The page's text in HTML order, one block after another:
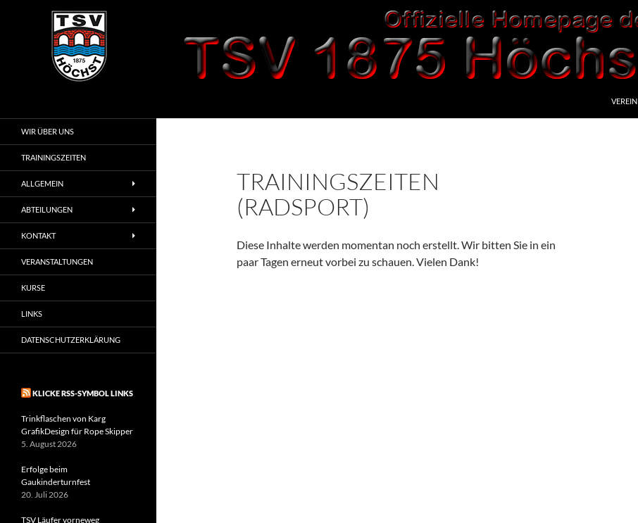
VEREIN
TRAININGSZEITEN
(RADSPORT)
Diese Inhalte werden momentan noch erstellt. Wir bitten Sie in ein
paar Tagen erneut vorbei zu schauen. Vielen Dank!
WIR ÜBER UNS
TRAININGSZEITEN
ALLGEMEIN
ABTEILUNGEN
KONTAKT
VERANSTALTUNGEN
KURSE
LINKS
DATENSCHUTZERKLÄRUNG
KLICKE RSS-SYMBOL LINKS
Trinkflaschen von Karg
GrafikDesign für Rope Skipper
5. August 2026
Erfolge beim
Gaukinderturnfest
20. Juli 2026
TSV Läufer vorneweg